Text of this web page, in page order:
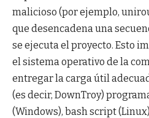
malicioso (por ejemplo,
que desencadena una
se ejecuta el proyecto. Esto
el sistema operativo de la
entregar la carga útil
(es decir, DownTroy)
(Windows), bash script